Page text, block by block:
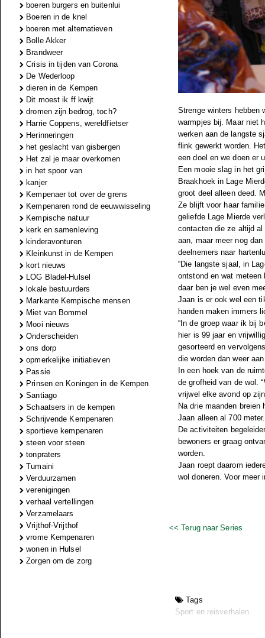
boeren burgers en buitenlui
Boeren in de knel
boeren met alternatieven
Bolle Akker
Brandweer
Crisis in tijden van Corona
De Wederloop
dieren in de Kempen
Dit moest ik ff kwijt
dromen zijn bedrog, toch?
Harrie Coppens, wereldfietser
Herinneringen
het geslacht van gisbergen
Het zal je maar overkomen
in het spoor van
kanjer
Kempenaer tot over de grens
Kempenaren rond de eeuwwisseling
Kempische natuur
kerk en samenleving
kinderavonturen
Kleinkunst in de Kempen
kort nieuws
LOG Bladel-Hulsel
lokale bestuurders
Markante Kempische mensen
Miet van Bommel
Mooi nieuws
Onderscheiden
ons dorp
opmerkelijke initiatieven
Passie
Prinsen en Koningen in de Kempen
Santiago
Schaatsers in de kempen
Schrijvende Kempenaren
sportieve kempenaren
steen voor steen
tonpraters
Tumaini
Verduurzamen
verenigingen
verhaal vertellingen
Verzamelaars
Vrijthof-Vrijthof
vrome Kempenaren
wonen in Hulsel
Zorgen om de zorg
Strenge winters hebben
warmpjes bij. Maar niet
werken aan de langste
flink gewerkt worden.
een doel en we doen er
Een mooie slag in het
Braakhoek in Lage
groot deel alleen deed.
Ze blijft voor haar
geliefde Lage Mierde
contacten die ze altijd
aan, maar meer nog
deelnemers naar
“Die langste sjaal, in
ontstond en wat meteen
daar ben je wel even
Jaan is er ook wel een
handen maken immers
“In de groep waar ik bij
hier is 99 jaar en
gesorteerd en
die worden dan weer
In een hoek van de
de grofheid van de wol.
vrijwel elke avond op
Na drie maanden
Jaan alleen al 700 meter.
De activiteiten
bewoners er graag
worden.
Jaan roept daarom
wol doneren. Voor meer
<< Terug naar Series
Tags
Sport en reisverhalen